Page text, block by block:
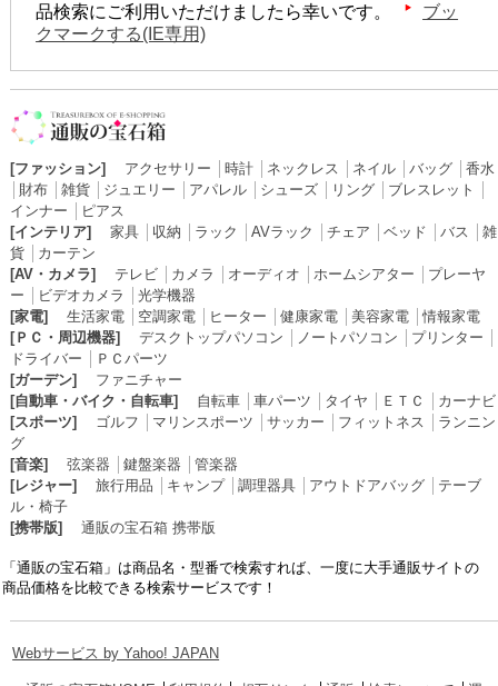
品検索にご利用いただけましたら幸いです。
ブッ
クマークする(IE専用)
[ファッション] アクセサリー │時計 ネックレス ネイル │バッグ │香水
財布 │雑貨 ジュエリー アパレル シューズ リング ブレスレット
インナー
ピアス
[インテリア]
家具 収納 ラック │AVラック │チェア │ベッド │バス │雑
貨
カーテン
[AV・カメラ]
テレビ カメラ オーディオ ホームシアター
プレーヤ
ー
ビデオカメラ │光学機器
[家電]
生活家電 空調家電 ヒーター │健康家電 美容家電 │情報家電
[ＰＣ・周辺機器]
デスクトップパソコン ノートパソコン プリンター
ドライバー
ＰＣパーツ
[ガーデン]
ファニチャー
[自動車・バイク・自転車]
自転車 │車パーツ タイヤ ＥＴＣ
カーナビ
[スポーツ]
ゴルフ マリンスポーツ │サッカー フィットネス
ランニン
グ
[音楽]
弦楽器 │鍵盤楽器 │管楽器
[レジャー]
旅行用品 キャンプ│調理器具 アウトドアバッグ
テーブ
ル・椅子
[携帯版]
通販の宝石箱 携帯版
「通販の宝石箱」は商品名・型番で検索すれば、一度に大手通販サイトの
商品価格を比較できる検索サービスです！
Webサービス by Yahoo! JAPAN